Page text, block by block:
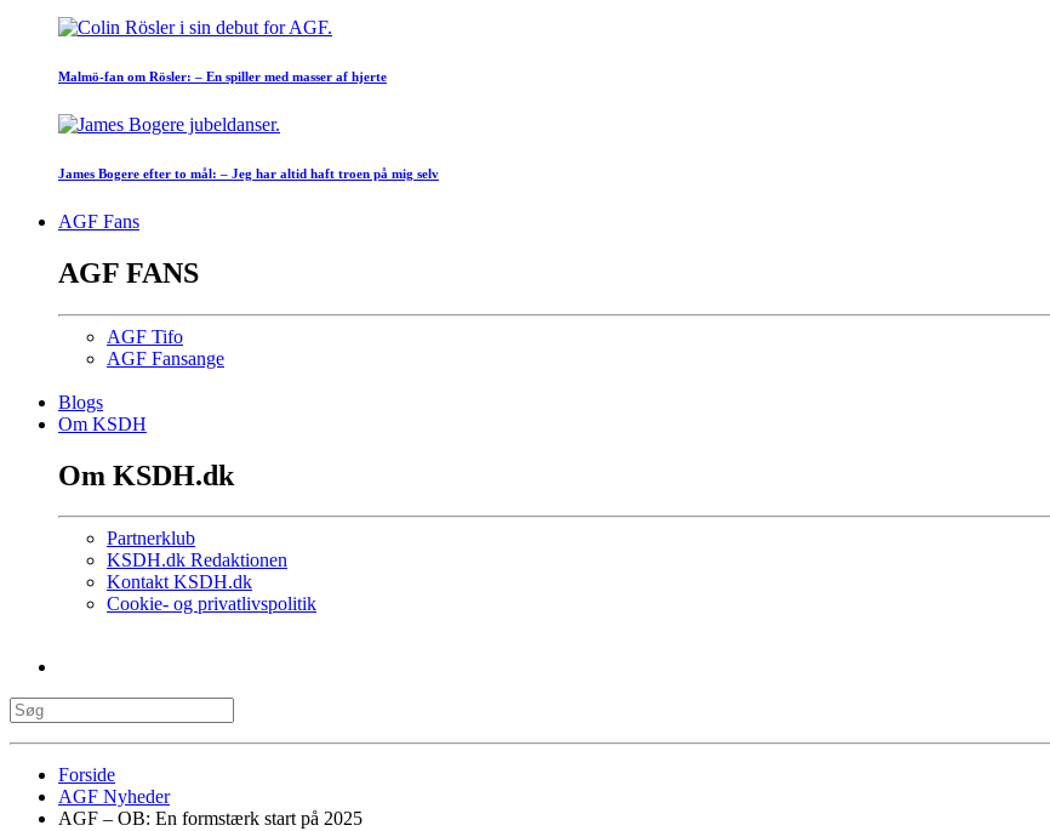
Malmö-fan om Rösler: – En spiller med masser af hjerte
James Bogere efter to mål: – Jeg har altid haft troen på mig selv
AGF Fans
AGF FANS
AGF Tifo
AGF Fansange
Blogs
Om KSDH
Om KSDH.dk
Partnerklub
KSDH.dk Redaktionen
Kontakt KSDH.dk
Cookie- og privatlivspolitik
Forside
AGF Nyheder
AGF – OB: En formstærk start på 2025